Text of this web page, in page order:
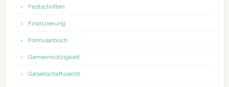
Festschriften
Finanzierung
Formularbuch
Gemeinnützigkeit
Gesellschaftsrecht